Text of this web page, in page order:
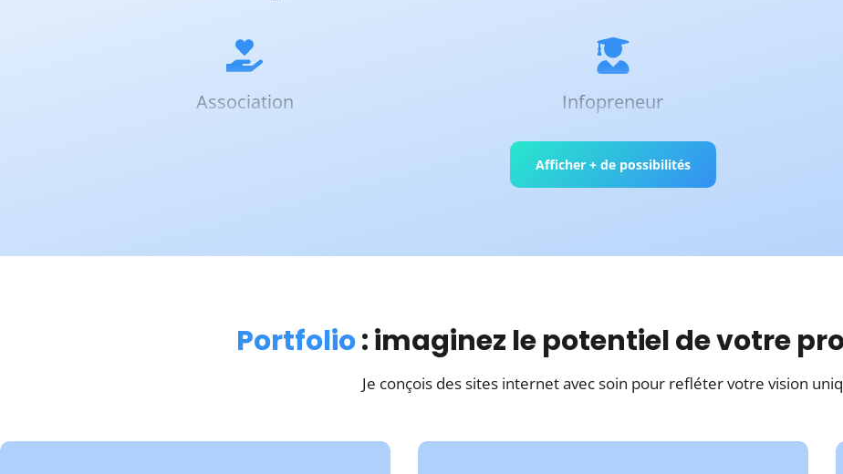
Association
de réservations
Infopreneur
Monétisez
votre expertise
les conversions
Afficher + de possibilités
Portfolio: imaginez le potentiel de votre
Je conçois des sites internet avec soin pour refléter votre vision